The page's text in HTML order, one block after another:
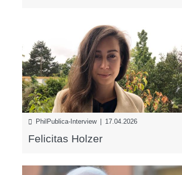
PhilPublica-Interview | 17.04.2026
Felicitas Holzer